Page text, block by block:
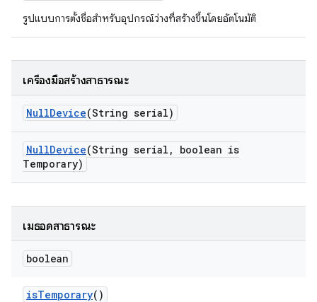
รูปแบบการตั้งชื่อสำหรับอุปกรณ์ว่างที่สร้างขึ้นโดยอัตโนมัติ
เครื่องมือสร้างสาธารณะ
NullDevice(String serial)
NullDevice(String serial ,
boolean is
Temporary)
เมธอดสาธารณะ
boolean
isTemporary()